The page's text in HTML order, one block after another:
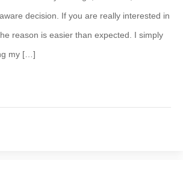
decision. If you are really interested in
reason is easier than expected. I simply
my […]